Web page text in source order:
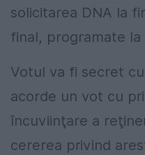
solicitarea DNA la
final, programate la
Votul va fi secret
acorde un vot cu
încuviinţare a
cererea privind